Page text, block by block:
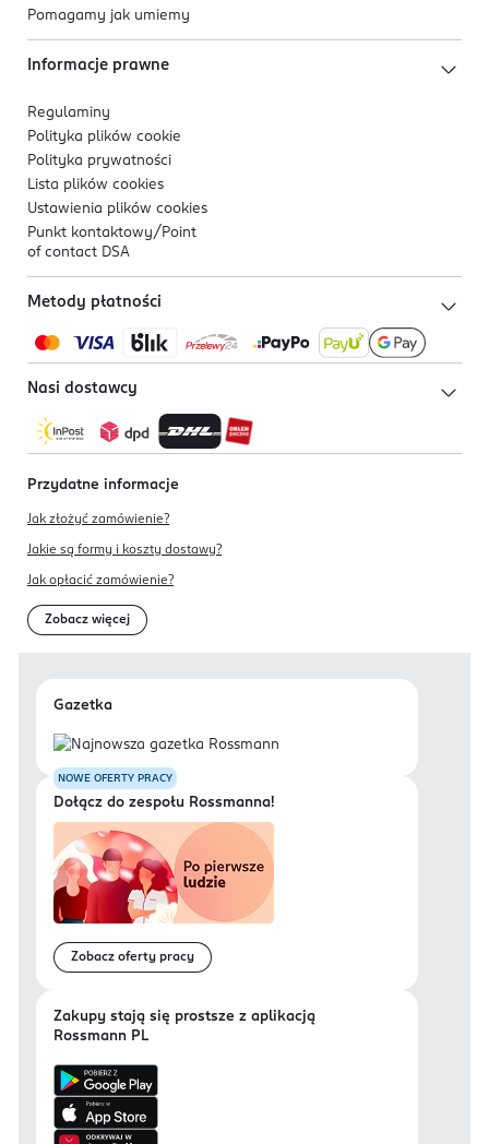
Pomagamy jak umiemy
Informacje prawne
Regulaminy
Polityka plików cookie
Polityka prywatności
Lista plików cookies
Ustawienia plików cookies
Punkt kontaktowy/ Point
of contact DSA
Metody płatności
Nasi dostawcy
Przydatne informacje
Jak złożyć zamówienie?
Jakie są formy i koszty dostawy?
Jak opłacić zamówienie?
Zobacz więcej
Gazetka
NOWE OFERTY PRACY
Dołącz do zespołu Rossmanna!
Zobacz oferty pracy
Zakupy stają się prostsze z aplikacją
Rossmann PL